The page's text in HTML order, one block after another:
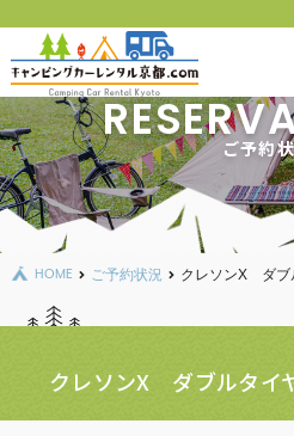
ホーム
車両ラインナップ
ご予約状況
料金シミュレーション
ご利用ガイド
よくあるご質問
ご予約
HOME ご予約状況 クレソンX ダブ
クレソンX ダブルタイ